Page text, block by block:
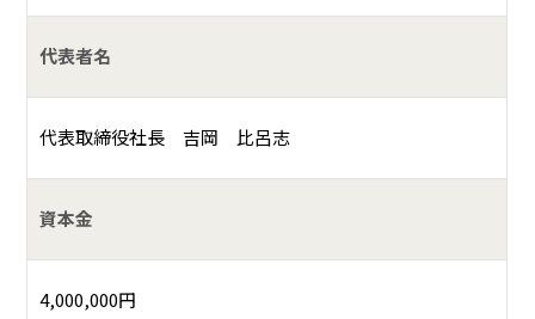
代表者名
代表取締役社長 吉岡 比呂志
資本金
4,000,000円